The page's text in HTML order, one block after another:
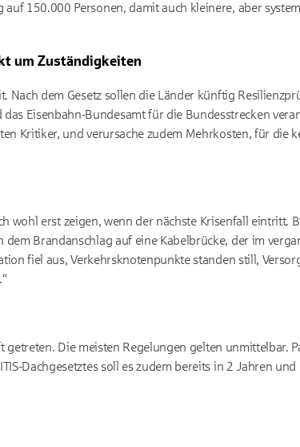
auf 150.000 Personen, damit auch kleinere, aber
um Zuständigkeiten
Nach dem Gesetz sollen die Länder künftig
Eisenbahn-Bundesamt für die Bundesstrecken
Kritiker, und verursache zudem Mehrkosten, für die
wohl erst zeigen, wenn der nächste Krisenfall eintritt.
dem Brandanschlag auf eine Kabelbrücke, der im
fiel aus, Verkehrsknotenpunkte standen still,
getreten. Die meisten Regelungen gelten unmittelbar.
Dachgesetztes soll es zudem bereits in 2 Jahren